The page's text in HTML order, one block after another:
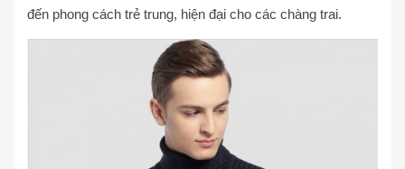
đến phong cách trẻ trung, hiện đại cho các chàng trai.